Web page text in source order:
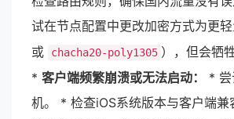
试在节点配置中更改加密方式为更
或 chacha20-poly1305 ），但会牺
* 客户端频繁崩溃或无法启动：
* 尝
机。 * 检查iOS系统版本与客户端